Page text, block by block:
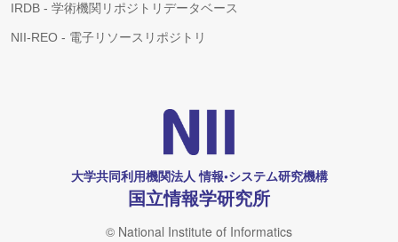
IRDB - 学術機関リポジトリデータベース
NII-REO - 電子リソースリポジトリ
大学共同利用機関法人 情報•システム研究機構
国立情報学研究所
© National Institute of Informatics